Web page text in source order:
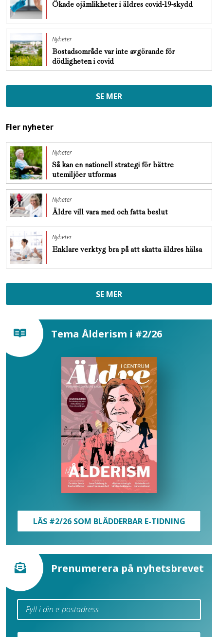
Ökade ojämlikheter i äldres covid-19-skydd
Nyheter
Bostadsområde var inte avgörande för
dödligheten i covid
SE MER
Fler nyheter
Nyheter
Så kan en nationell strategi för bättre
utemiljöer utformas
Nyheter
Äldre vill vara med och fatta beslut
Nyheter
Enklare verktyg bra på att skatta äldres hälsa
SE MER
Tema Ålderism i #2/26
LÄS #2/26 SOM BLÄDDERBAR E-TIDNING
Prenumerera på nyhetsbrevet